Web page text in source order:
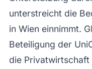
unterstreicht die
in Wien einnimmt.
Beteiligung der
die Privatwirtschaft